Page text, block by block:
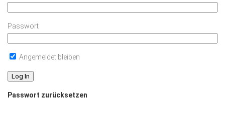
Passwort
Angemeldet bleiben
Passwort zurücksetzen